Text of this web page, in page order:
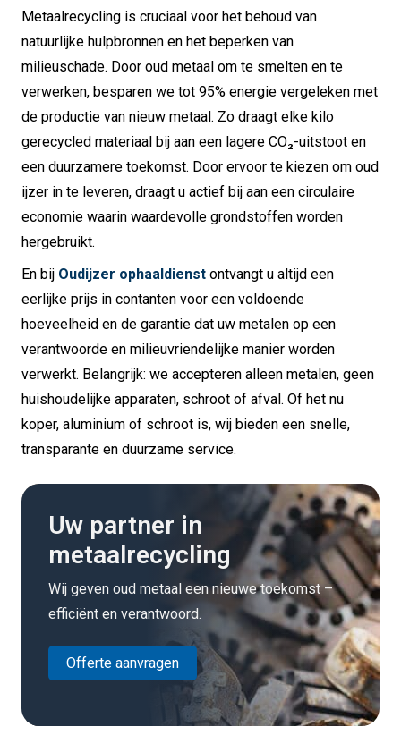
Metaalrecycling is cruciaal voor het behoud van
natuurlijke hulpbronnen en het beperken van
milieuschade. Door oud metaal om te smelten en te
verwerken, besparen we tot 95% energie vergeleken met
de productie van nieuw metaal. Zo draagt elke kilo
gerecycled materiaal bij aan een lagere CO₂-uitstoot en
een duurzamere toekomst. Door ervoor te kiezen om oud
ijzer in te leveren, draagt u actief bij aan een circulaire
economie waarin waardevolle grondstoffen worden
hergebruikt.
En bij Oudijzer ophaaldienst ontvangt u altijd een
eerlijke prijs in contanten voor een voldoende
hoeveelheid en de garantie dat uw metalen op een
verantwoorde en milieuvriendelijke manier worden
verwerkt. Belangrijk: we accepteren alleen metalen, geen
huishoudelijke apparaten, schroot of afval. Of het nu
koper, aluminium of schroot is, wij bieden een snelle,
transparante en duurzame service.
Uw partner in
metaalrecycling
Wij geven oud metaal een nieuwe toekomst –
efficiënt en verantwoord.
Offerte aanvragen